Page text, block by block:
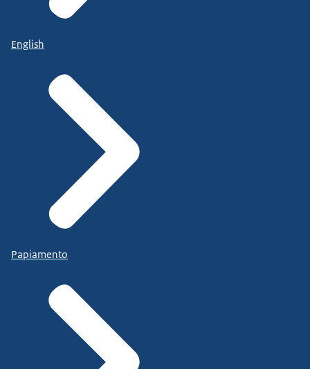
English
Papiamento